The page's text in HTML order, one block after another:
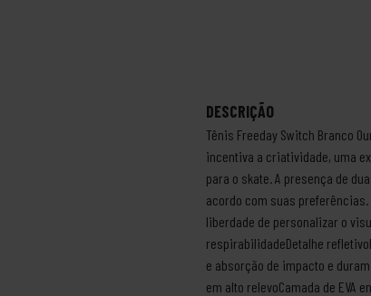
DESCRIÇÃO
Tênis Freeday Switch Branco
incentiva a criatividade, uma
para o skate. A presença de
acordo com suas preferências.
liberdade de personalizar o
respirabilidadeDetalhe
e absorção de impacto e
em alto relevoCamada de